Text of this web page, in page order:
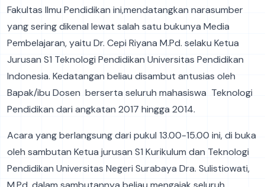
Fakultas Ilmu Pendidikan ini,mendatangkan narasumber
yang sering dikenal lewat salah satu bukunya Media
Pembelajaran, yaitu Dr. Cepi Riyana M.Pd. selaku Ketua
Jurusan S1 Teknologi Pendidikan Universitas Pendidikan
Indonesia. Kedatangan beliau disambut antusias oleh
Bapak/ibu Dosen berserta seluruh mahasiswa Teknologi
Pendidikan dari angkatan 2017 hingga 2014.
Acara yang berlangsung dari pukul 13.00-15.00 ini, di buka
oleh sambutan Ketua jurusan S1 Kurikulum dan Teknologi
Pendidikan Universitas Negeri Surabaya Dra. Sulistiowati,